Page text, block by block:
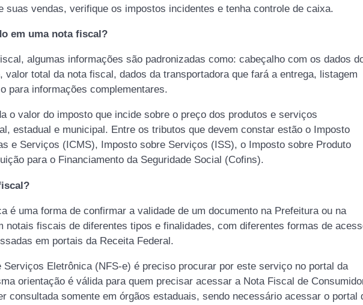
suas vendas, verifique os impostos incidentes e tenha controle de caixa.
em uma nota fiscal?
algumas informações são padronizadas como: cabeçalho com os dados
valor total da nota fiscal, dados da transportadora que fará a entrega, listagem
para informações complementares.
o valor do imposto que incide sobre o preço dos produtos e serviços
estadual e municipal. Entre os tributos que devem constar estão o Imposto
e Serviços (ICMS), Imposto sobre Serviços (ISS), o Imposto sobre Produto
para o Financiamento da Seguridade Social (Cofins).
é uma forma de confirmar a validade de um documento na Prefeitura ou na
notais fiscais de diferentes tipos e finalidades, com diferentes formas de
em portais da Receita Federal.
Eletrônica (NFS-e) é preciso procurar por este serviço no portal da
orientação é válida para quem precisar acessar a Nota Fiscal de
consultada somente em órgãos estaduais, sendo necessário acessar o portal